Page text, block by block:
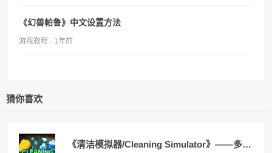
《幻兽帕鲁》中文设置方法
游戏教程 · 1年前
猜你喜欢
《清洁模拟器/Cleaning Simulator》——多国语言（含简体中文）免安装解压即玩版